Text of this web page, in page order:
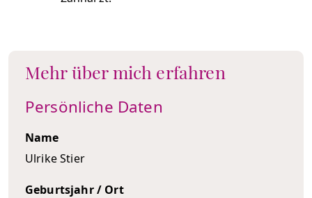
Mehr über mich erfahren
Persönliche Daten
Name
Ulrike Stier
Geburtsjahr / Ort